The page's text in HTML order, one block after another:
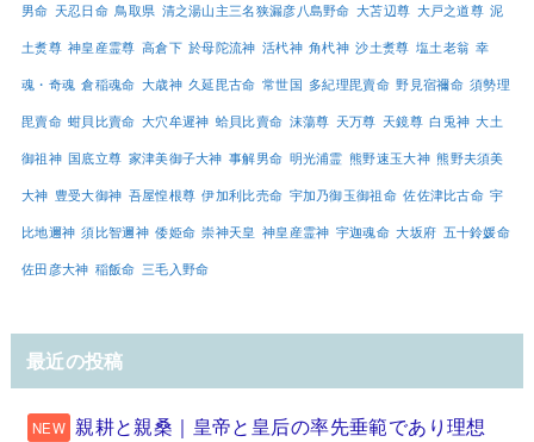
男命 天忍日命 鳥取県 清之湯山主三名狭漏彦八島野命 大苫辺尊 大戸之道尊 泥
土煑尊 神皇産霊尊 高倉下 於母陀流神 活杙神 角杙神 沙土煑尊 塩土老翁 幸
魂・奇魂 倉稲魂命 大歳神 久延毘古命 常世国 多紀理毘賣命 野見宿禰命 須勢理
毘賣命 蚶貝比賣命 大穴牟遲神 蛤貝比賣命 沫蕩尊 天万尊 天鏡尊 白兎神 大土
御祖神 国底立尊 家津美御子大神 事解男命 明光浦霊 熊野速玉大神 熊野夫須美
大神 豊受大御神 吾屋惶根尊 伊加利比売命 宇加乃御玉御祖命 佐佐津比古命 宇
比地邇神 須比智邇神 倭姫命 崇神天皇 神皇産霊神 宇迦魂命 大坂府 五十鈴媛命
佐田彦大神 稲飯命 三毛入野命
最近の投稿
親耕と親桑｜皇帝と皇后の率先垂範であり理想